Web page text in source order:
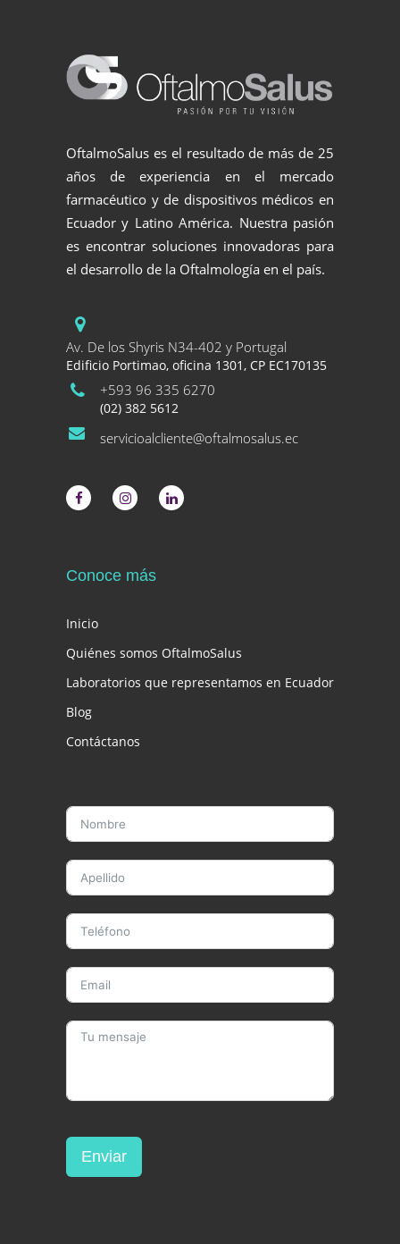
OftalmoSalus es el resultado de más de 25
años de experiencia en el mercado
farmacéutico y de dispositivos médicos en
Ecuador y Latino América. Nuestra pasión
es encontrar soluciones innovadoras para
el desarrollo de la Oftalmología en el país.
Av. De los Shyris N34-402 y Portugal
Edificio Portimao, oficina 1301, CP EC170135
+593 96 335 6270
(02) 382 5612
servicioalcliente@oftalmosalus.ec
Conoce más
Inicio
Quiénes somos OftalmoSalus
Laboratorios que representamos en Ecuador
Blog
Contáctanos
Enviar